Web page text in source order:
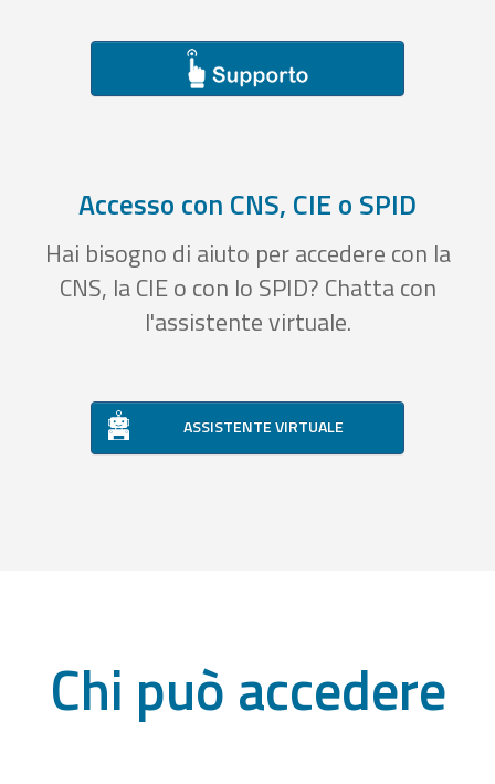
Accesso con CNS, CIE o SPID
Hai bisogno di aiuto per accedere con la
CNS, la CIE o con lo SPID? Chatta con
l'assistente virtuale.
ASSISTENTE VIRTUALE
Chi può accedere